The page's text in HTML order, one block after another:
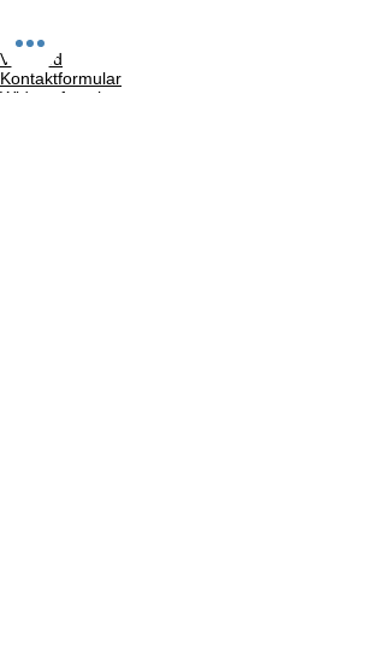
Versand
Kontaktformular
Widerrufsrecht